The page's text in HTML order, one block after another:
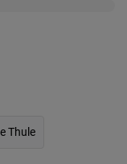
Thule